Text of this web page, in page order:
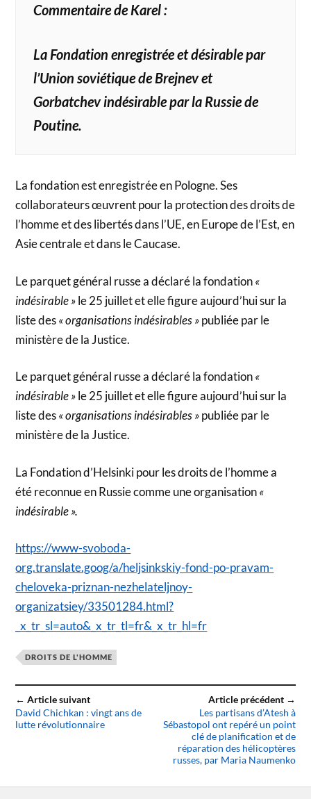
Commentaire de Karel :
La Fondation enregistrée et désirable par
l’Union soviétique de Brejnev et
Gorbatchev indésirable par la Russie de
Poutine.
La fondation est enregistrée en Pologne. Ses
collaborateurs œuvrent pour la protection des droits de
l’homme et des libertés dans l’UE, en Europe de l’Est, en
Asie centrale et dans le Caucase.
Le parquet général russe a déclaré la fondation«
indésirable »le 25 juillet et elle figure aujourd’hui sur la
liste des« organisations indésirables »publiée par le
ministère de la Justice.
Le parquet général russe a déclaré la fondation«
indésirable »le 25 juillet et elle figure aujourd’hui sur la
liste des« organisations indésirables »publiée par le
ministère de la Justice.
La Fondation d’Helsinki pour les droits de l’homme a
été reconnue en Russie comme une organisation«
indésirable ».
https://www-svoboda-
org.translate.goog/a/heljsinkskiy-fond-po-pravam-
cheloveka-priznan-nezhelateljnoy-
organizatsiey/33501284.html?
_x_tr_sl=auto&_x_tr_tl=fr&_x_tr_hl=fr
DROITS DE L'HOMME
← Article suivant
David Chichkan : vingt ans de
lutte révolutionnaire
Article précédent →
Les partisans d’Atesh à
Sébastopol ont repéré un point
clé de planification et de
réparation des hélicoptères
russes, par Maria Naumenko